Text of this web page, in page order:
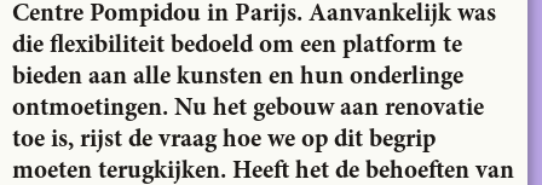
Centre Pompidou in Parijs. Aanvankelijk was
die flexibiliteit bedoeld om een platform te
bieden aan alle kunsten en hun onderlinge
ontmoetingen. Nu het gebouw aan renovatie
toe is, rijst de vraag hoe we op dit begrip
moeten terugkijken. Heeft het de behoeften van